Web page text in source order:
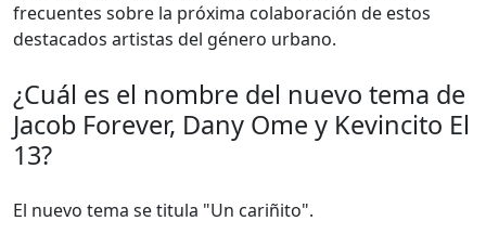
frecuentes sobre la próxima colaboración de estos
destacados artistas del género urbano.
¿Cuál es el nombre del nuevo tema de
Jacob Forever, Dany Ome y Kevincito El
13?
El nuevo tema se titula "Un cariñito".